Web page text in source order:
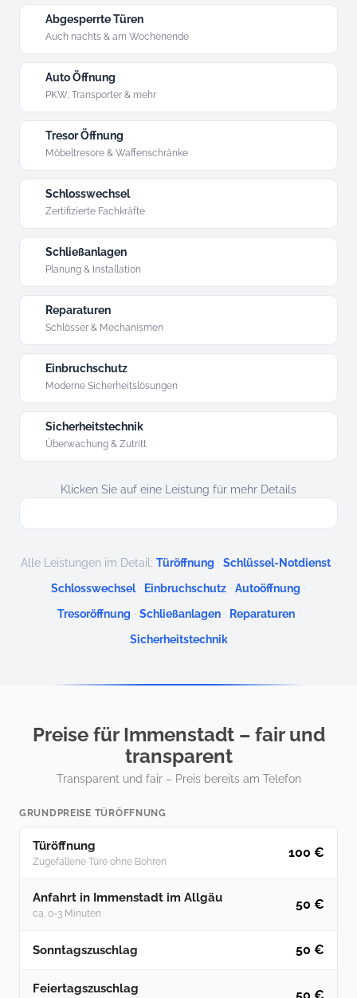
Abgesperrte Türen
Auch nachts & am Wochenende
Auto Öffnung
PKW, Transporter & mehr
Tresor Öffnung
Möbeltresore & Waffenschränke
Schlosswechsel
Zertifizierte Fachkräfte
Schließanlagen
Planung & Installation
Reparaturen
Schlösser & Mechanismen
Einbruchschutz
Moderne Sicherheitslösungen
Sicherheitstechnik
Überwachung & Zutritt
Klicken Sie auf eine Leistung für mehr Details
Alle Leistungen im Detail: Türöffnung · Schlüssel-Notdienst ·
Schlosswechsel · Einbruchschutz · Autoöffnung ·
Tresoröffnung · Schließanlagen · Reparaturen ·
Sicherheitstechnik
Preise für Immenstadt – fair und
transparent
Transparent und fair – Preis bereits am Telefon
GRUNDPREISE TÜRÖFFNUNG
Türöffnung
Zugefallene Türe ohne Bohren
100 €
Anfahrt in Immenstadt im Allgäu
ca. 0-3 Minuten
50 €
Sonntagszuschlag 50 €
Feiertagszuschlag